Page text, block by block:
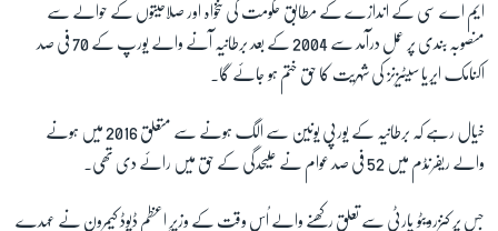
ایم اے سی کے اندازے کے مطابق حکومت کی تنخواہ اور صلاحیتوں کے حوالے سے
منصوبہ بندی پر عمل درآمد سے 2004 کے بعد برطانیہ آنے والے یورپ کے 70 فی صد
اکنامک ایریا سیٹیزنز کی شہریت کا حق ختم ہو جائے گا۔
خیال رہے کہ برطانیہ کے یورپی یونین سے الگ ہونے سے متعلق 2016 میں ہونے
والے ریفرنڈم میں 52 فی صد عوام نے علیحدگی کے حق میں رائے دی تھی۔
جس پر کنزرویٹو پارٹی سے تعلق رکھنے والے اُس وقت کے وزیرِ اعظم ڈیوڈ کیمرون نے عہدے